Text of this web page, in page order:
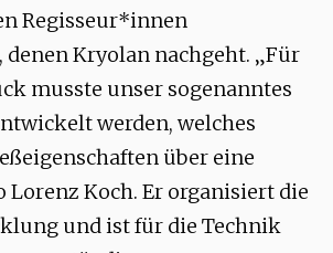
Regisseur*innen
denen Kryolan nachgeht. „Für
musste unser sogenanntes
werden, welches
über eine
Lorenz Koch. Er organisiert die
und ist für die Technik